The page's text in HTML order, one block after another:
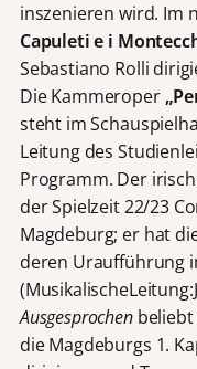
inszenieren wird. Im
Capuleti e i
Sebastiano Rolli
Die Kammeroper
steht im
Leitung des
Programm. Der
der Spielzeit 22/23
Magdeburg; er hat
deren Uraufführung
Ausgesprochenbeliebt
die Magdeburgs 1.